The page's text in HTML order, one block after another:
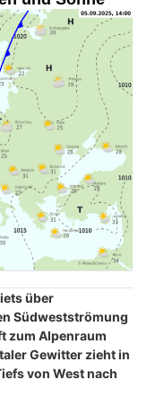
über
Südwestströmung
zum Alpenraum
Gewitter zieht in
von West nach